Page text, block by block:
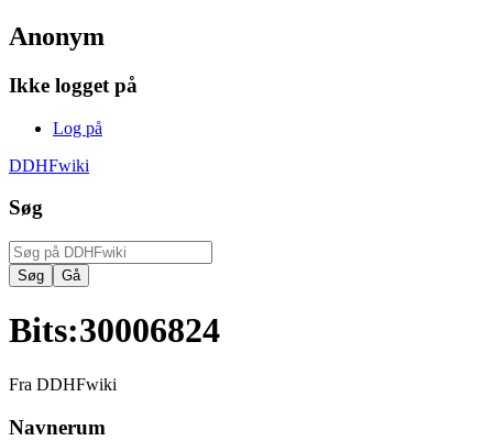
Anonym
Ikke logget på
Log på
DDHFwiki
Søg
Bits:30006824
Fra DDHFwiki
Navnerum